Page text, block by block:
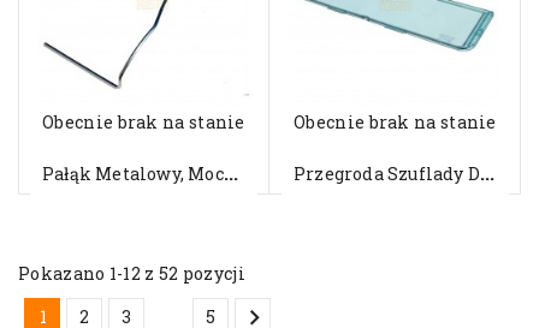
Obecnie brak na stanie
P
Ałąk Metalowy, Mocowanie...
Obecnie brak na stanie
P
Rzegroda Szuflady Do Lodówki...
Pokazano 1-12 z 52 pozycji
1
2 3 5 